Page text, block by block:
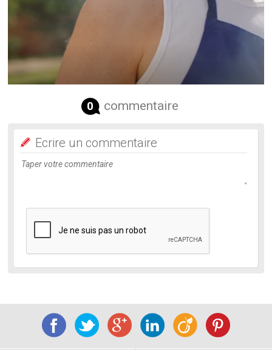
0 commentaire
Ecrire un commentaire